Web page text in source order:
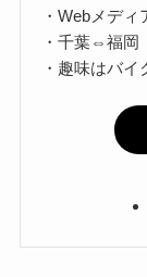
・Webメデ
・千葉⇔福岡
・趣味はバ